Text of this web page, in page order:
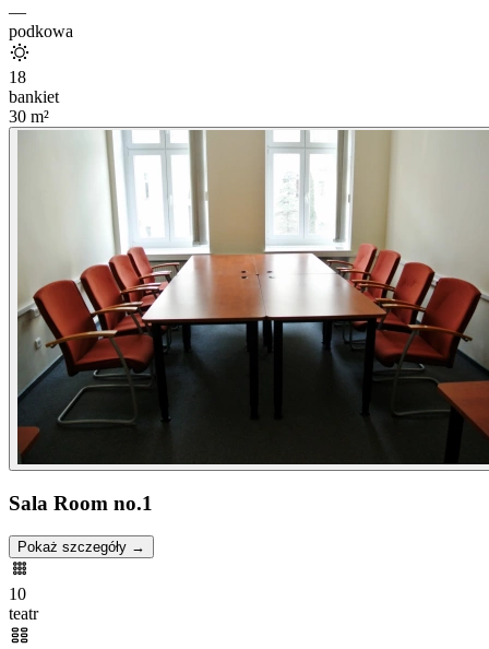
—
podkowa
18
bankiet
30 m²
Sala Room no.1
Pokaż szczegóły →
10
teatr